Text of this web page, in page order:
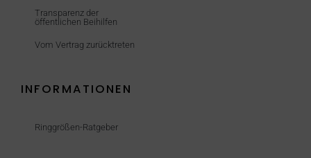
Transparenz der
öffentlichen Beihilfen
Vom Vertrag zurücktreten
INFORMATIONEN
Ringgrößen-Ratgeber